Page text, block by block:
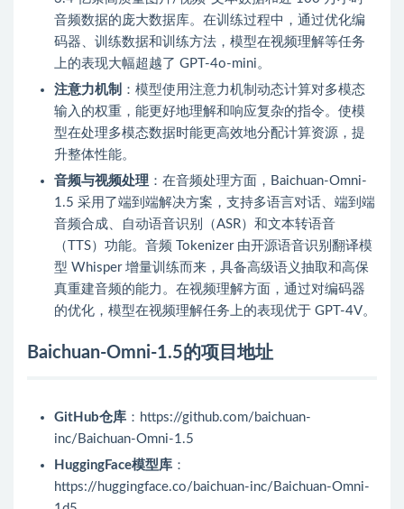
音频数据的庞大数据库。在训练过程中，通过优化编
码器、训练数据和训练方法，模型在视频理解等任务
上的表现大幅超越了 GPT-4o-mini。
注意力机制 ：模型使用注意力机制动态计算对多模态
输入的权重，能更好地理解和响应复杂的指令。使模
型在处理多模态数据时能更高效地分配计算资源，提
升整体性能。
音频与视频处理 ：在音频处理方面，Baichuan-Omni-
1.5 采用了端到端解决方案，支持多语言对话、端到端
音频合成、自动语音识别（ASR）和文本转语音
（TTS）功能。音频 Tokenizer 由开源语音识别翻译模
型 Whisper 增量训练而来，具备高级语义抽取和高保
真重建音频的能力。在视频理解方面，通过对编码器
的优化，模型在视频理解任务上的表现优于 GPT-4V。
Baichuan-Omni-1.5的项目地址
GitHub仓库 ：https://github.com/baichuan-
inc/Baichuan-Omni-1.5
HuggingFace模型库 ：
https://huggingface.co/baichuan-inc/Baichuan-Omni-